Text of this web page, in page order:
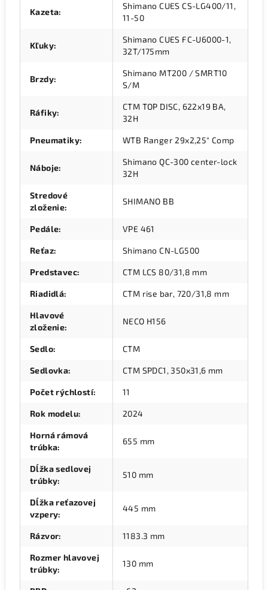
Kazeta:
Shimano CUES CS-LG400/11,
11-50
Kľuky:
Shimano CUES FC-U6000-1,
32T/175mm
Brzdy:
Shimano MT200 / SMRT10
S/M
Ráfiky:
CTM TOP DISC, 622x19 BA,
32H
Pneumatiky: WTB Ranger 29x2,25" Comp
Náboje:
Shimano QC-300 center-lock
32H
Stredové
zloženie:
SHIMANO BB
Pedále: VPE 461
Reťaz: Shimano CN-LG500
Predstavec: CTM LCS 80/31,8 mm
Riadidlá: CTM rise bar, 720/31,8 mm
Hlavové
zloženie:
NECO H156
Sedlo: CTM
Sedlovka: CTM SPDC1, 350x31,6 mm
Počet rýchlostí: 11
Rok modelu: 2024
Horná rámová
trúbka:
655 mm
Dĺžka sedlovej
trúbky:
510 mm
Dĺžka reťazovej
vzpery:
445 mm
Rázvor: 1183.3 mm
Rozmer hlavovej
trúbky:
130 mm